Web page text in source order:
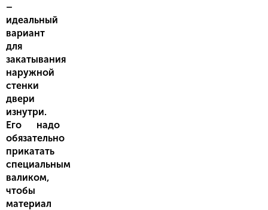
–
идеальный
вариант
для
закатывания
наружной
стенки
двери
изнутри.
Его надо
обязательно
прикатать
специальным
валиком,
чтобы
материал